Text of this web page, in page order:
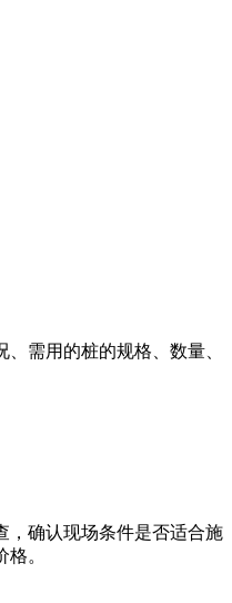
需用的桩的规格、数量、
，确认现场条件是否适合施
。